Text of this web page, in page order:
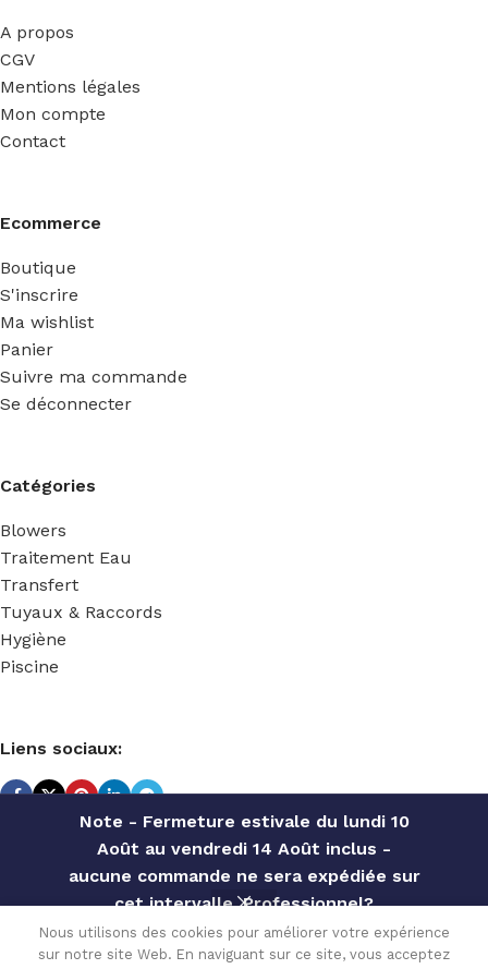
Note - Fermeture estivale du lundi 10
Août au vendredi 14 Août inclus -
aucune commande ne sera expédiée sur
cet intervalle. Professionnel?
Contactez notre service commercial
pour des offres personnalisées, des
A propos
CGV
Mentions légales
Mon compte
Contact
Ecommerce
Boutique
S'inscrire
Ma wishlist
Panier
Suivre ma commande
Se déconnecter
Catégories
Blowers
Traitement Eau
Transfert
Tuyaux & Raccords
Hygiène
Piscine
Liens sociaux:
TECHNIDOSE 2022 Réalisé parACS INFORMATIQUE
Nous utilisons des cookies pour améliorer votre expérience
sur notre site Web. En naviguant sur ce site, vous acceptez
2 ETAGES
1.6KW
1 »1/2
1,261.20€
Disponible